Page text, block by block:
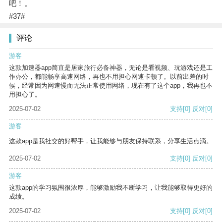
吧！。
#37#
评论
游客
这款加速器app简直是居家旅行必备神器，无论是看视频、玩游戏还是工
作办公，都能畅享高速网络，再也不用担心网速卡顿了。以前出差的时
候，经常因为网速慢而无法正常使用网络，现在有了这个app，我再也不
用担心了。
2025-07-02
支持[0] 反对[0]
游客
这款app是我社交的好帮手，让我能够与朋友保持联系，分享生活点滴。
2025-07-02 支持[0] 反对[0]
游客
这款app的学习氛围很浓厚，能够激励我不断学习，让我能够取得更好的
成绩。
2025-07-02
支持[0] 反对[0]